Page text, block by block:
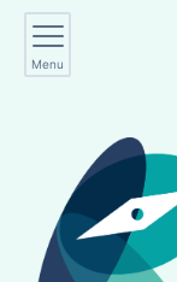
Menu